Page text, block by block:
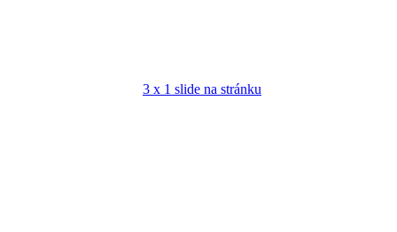
3 x 1 slide na stránku